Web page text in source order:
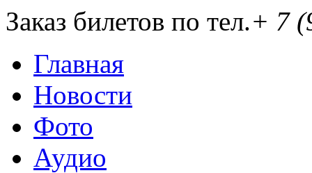
Заказ билетов по тел.+ 7
Главная
Новости
Фото
Аудио